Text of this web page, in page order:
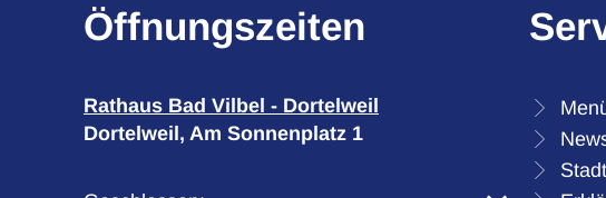
Öffnungszeiten
Rathaus Bad Vilbel - Dortelweil
Dortelweil, Am Sonnenplatz 1